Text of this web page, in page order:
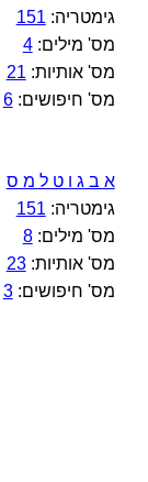
גימטריה: 151
מס' מילים:4
מס' אותיות: 21
מס' חיפושים:6
א ב ג ו ט ל מ ס
גימטריה: 151
מס' מילים:8
מס' אותיות:23
מס' חיפושים:3